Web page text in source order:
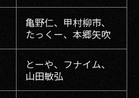
亀野仁、甲村柳市、
たっくー、本郷矢吹
とーや、フナイム、
山田敏弘